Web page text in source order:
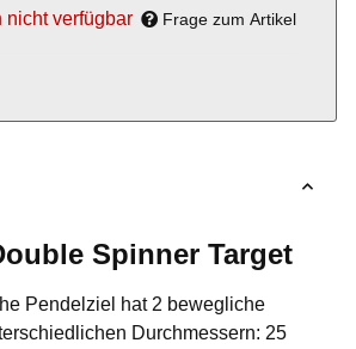
nicht verfügbar Frage zum Artikel
Spinner Target
Pendelziel hat 2 bewegliche
Durchmessern: 25